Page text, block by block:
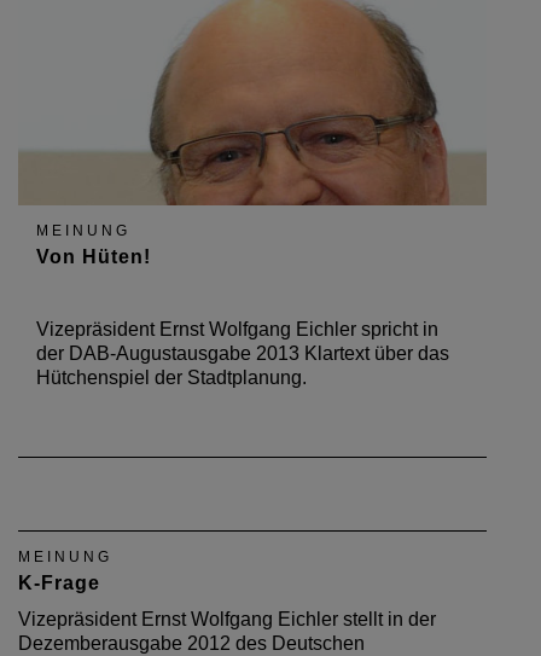
MEINUNG
Von Hüten!
Vizepräsident Ernst Wolfgang Eichler spricht in
der DAB-Augustausgabe 2013 Klartext über das
Hütchenspiel der Stadtplanung.
MEINUNG
K-Frage
Vizepräsident Ernst Wolfgang Eichler stellt in der
Dezemberausgabe 2012 des Deutschen